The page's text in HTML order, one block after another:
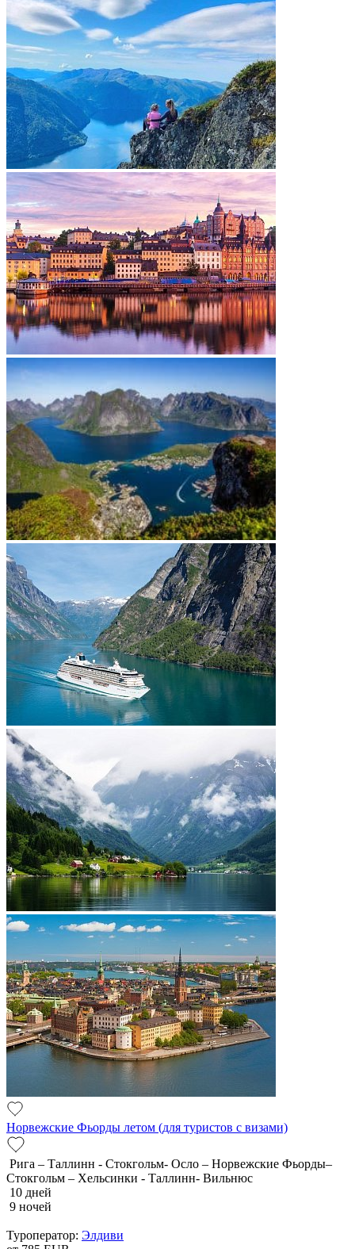
Норвежские Фьорды летом (для туристов с визами)
Рига – Таллинн - Стокгольм- Осло – Норвежские Фьорды–
Стокгольм – Хельсинки - Таллинн- Вильнюс
10 дней
9 ночей
Туроператор: Элдиви